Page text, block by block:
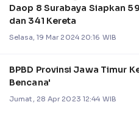
Daop 8 Surabaya Siapkan
dan 341 Kereta
Selasa, 19 Mar 2024 20:16 WIB
BPBD Provinsi Jawa Timur
Bencana'
Jumat, 28 Apr 2023 12:44 WIB